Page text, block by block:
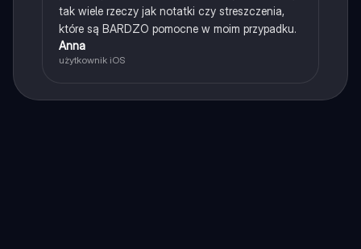
tak wiele rzeczy jak notatki czy streszczenia,
które są BARDZO pomocne w moim przypadku.
Anna
użytkownik iOS